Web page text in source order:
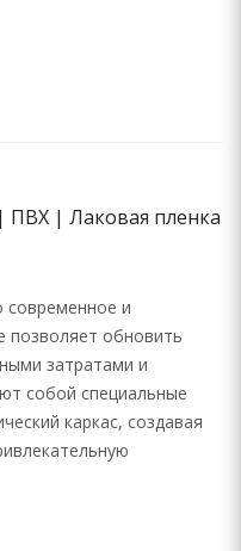
ПВХ | Лаковая пленка
современное и
позволяет обновить
затратами и
собой специальные
каркас, создавая